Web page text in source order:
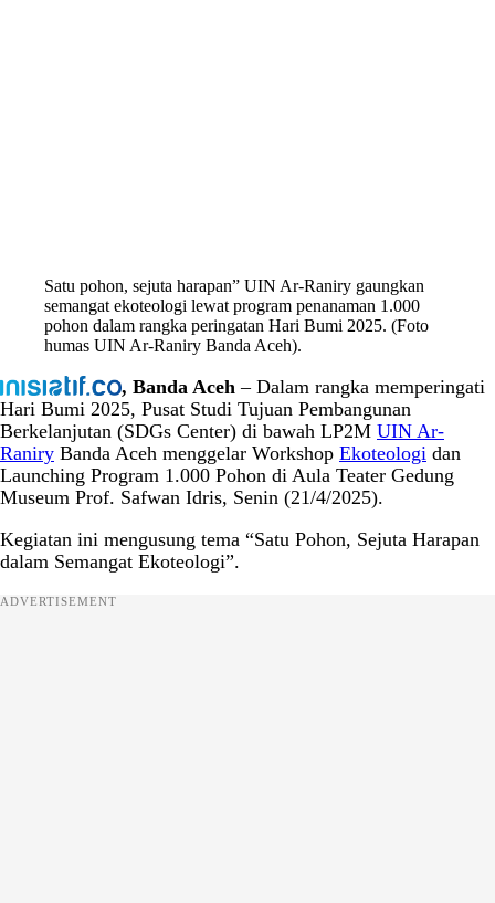
Satu pohon, sejuta harapan” UIN Ar-Raniry gaungkan
semangat ekoteologi lewat program penanaman 1.000
pohon dalam rangka peringatan Hari Bumi 2025. (Foto
humas UIN Ar-Raniry Banda Aceh).
, Banda Aceh– Dalam rangka memperingati
Hari Bumi 2025, Pusat Studi Tujuan Pembangunan
Berkelanjutan (SDGs Center) di bawah LP2M UIN Ar-
Raniry Banda Aceh menggelar Workshop Ekoteologi dan
Launching Program 1.000 Pohon di Aula Teater Gedung
Museum Prof. Safwan Idris, Senin (21/4/2025).
Kegiatan ini mengusung tema “Satu Pohon, Sejuta Harapan
dalam Semangat Ekoteologi”.
ADVERTISEMENT